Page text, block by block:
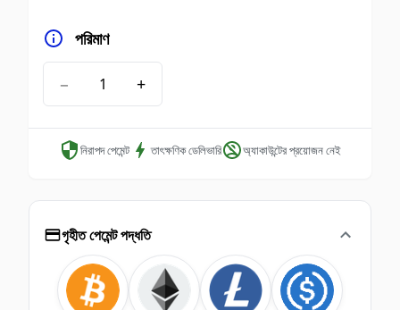
পরিমাণ
− +
নিরাপদ পেমেন্ট তাৎক্ষণিক ডেলিভারি অ্যাকাউন্টের প্রয়োজন নেই
গৃহীত পেমেন্ট পদ্ধতি